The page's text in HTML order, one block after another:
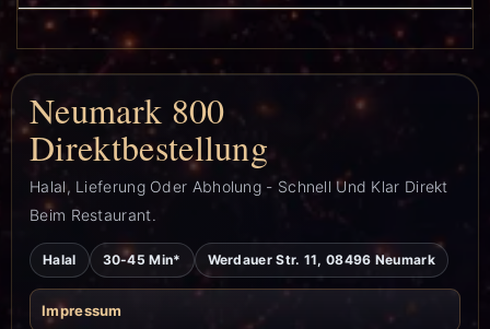
Neumark 800
Direktbestellung
Halal, Lieferung Oder Abholung - Schnell Und Klar Direkt
Beim Restaurant.
Halal 30-45 Min* Werdauer Str. 11, 08496 Neumark
Impressum